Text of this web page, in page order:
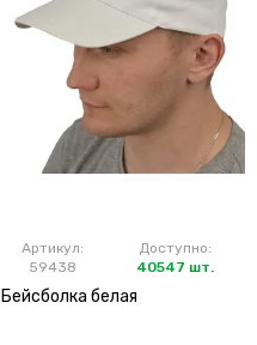
Артикул:
59438
Доступно:
40547 шт.
Бейсболка белая